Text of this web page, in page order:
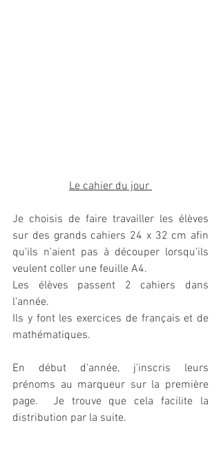
Le cahier du jour
Je choisis de faire travailler les élèves
sur des grands cahiers 24 x 32 cm afin
qu'ils n'aient pas à découper lorsqu'ils
veulent coller une feuille A4.
Les élèves passent 2 cahiers dans
l'année.
Ils y font les exercices de français et de
mathématiques.
En début d'année, j'inscris leurs
prénoms au marqueur sur la première
page.  Je trouve que cela facilite la
distribution par la suite.